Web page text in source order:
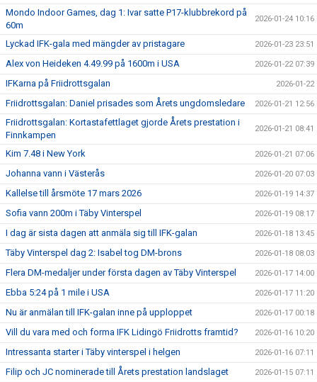
Mondo Indoor Games, dag 1: Ivar satte P17-klubbrekord på
60m
2026-01-24 10:16
Lyckad IFK-gala med mängder av pristagare 2026-01-23 23:51
Alex von Heideken 4.49.99 på 1600m i USA 2026-01-22 07:39
IFKarna på Friidrottsgalan 2026-01-22
Friidrottsgalan: Daniel prisades som Årets ungdomsledare 2026-01-21 12:56
Friidrottsgalan: Kortastafettlaget gjorde Årets prestation i
Finnkampen
2026-01-21 08:41
Kim 7.48 i New York 2026-01-21 07:06
Johanna vann i Västerås 2026-01-20 07:03
Kallelse till årsmöte 17 mars 2026 2026-01-19 14:37
Sofia vann 200m i Täby Vinterspel 2026-01-19 08:17
I dag är sista dagen att anmäla sig till IFK-galan 2026-01-18 13:45
Täby Vinterspel dag 2: Isabel tog DM-brons 2026-01-18 08:03
Flera DM-medaljer under första dagen av Täby Vinterspel 2026-01-17 14:00
Ebba 5:24 på 1 mile i USA 2026-01-17 11:20
Nu är anmälan till IFK-galan inne på upploppet 2026-01-17 00:18
Vill du vara med och forma IFK Lidingö Friidrotts framtid? 2026-01-16 10:20
Intressanta starter i Täby vinterspel i helgen 2026-01-16 07:11
Filip och JC nominerade till Årets prestation landslaget 2026-01-15 07:11